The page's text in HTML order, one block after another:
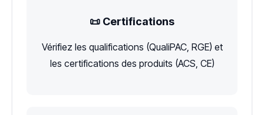
📜 Certifications
Vérifiez les qualifications (QualiPAC, RGE) et
les certifications des produits (ACS, CE)